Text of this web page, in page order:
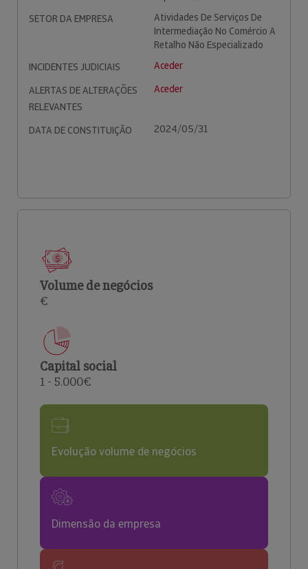
SETOR DA EMPRESA
Atividades De Serviços De
Intermediação No Comércio A
Retalho Não Especializado
INCIDENTES JUDICIAIS
Aceder
ALERTAS DE ALTERAÇÕES
RELEVANTES
Aceder
DATA DE CONSTITUIÇÃO 2024/05/31
Volume de negócios
€
Capital social
1 - 5.000€
Evolução volume de negócios
Dimensão da empresa